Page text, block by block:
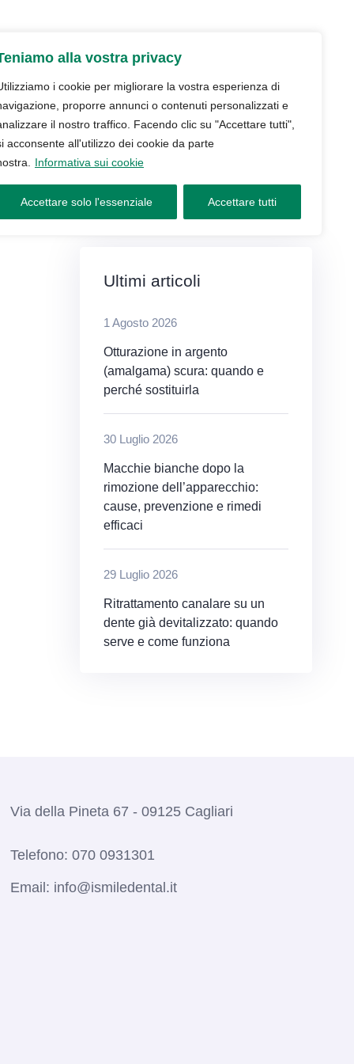
alla vostra privacy
i cookie per migliorare la vostra esperienza di
proporre annunci o contenuti personalizzati e
il nostro traffico. Facendo clic su "Accettare tutti",
acconsente all'utilizzo dei cookie da parte
Informativa sui cookie
Accettare solo l'essenziale Accettare tutti
Ultimi articoli
1 Agosto 2026
Otturazione in argento
(amalgama) scura: quando e
perché sostituirla
30 Luglio 2026
Macchie bianche dopo la
rimozione dell’apparecchio:
cause, prevenzione e rimedi
efficaci
29 Luglio 2026
Ritrattamento canalare su un
dente già devitalizzato: quando
serve e come funziona
Via della Pineta 67 - 09125 Cagliari
Telefono: 070 0931301
Email: info@ismiledental.it